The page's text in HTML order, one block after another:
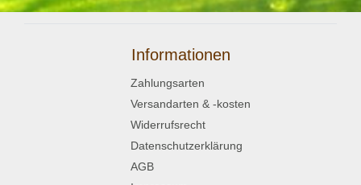
Informationen
Zahlungsarten
Versandarten & -kosten
Widerrufsrecht
Datenschutzerklärung
AGB